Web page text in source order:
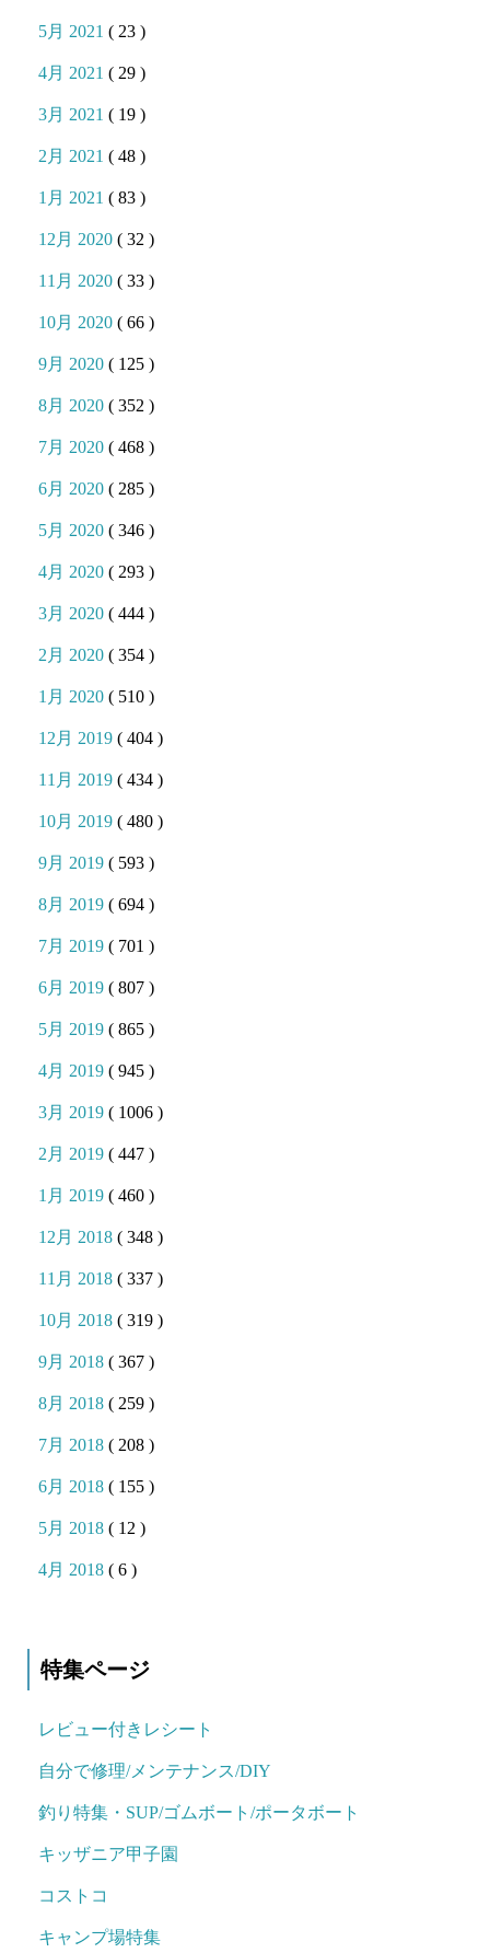
5月 2021( 23 )
4月 2021( 29 )
3月 2021( 19 )
2月 2021( 48 )
1月 2021( 83 )
12月 2020( 32 )
11月 2020( 33 )
10月 2020( 66 )
9月 2020( 125 )
8月 2020( 352 )
7月 2020( 468 )
6月 2020( 285 )
5月 2020( 346 )
4月 2020( 293 )
3月 2020( 444 )
2月 2020( 354 )
1月 2020( 510 )
12月 2019( 404 )
11月 2019( 434 )
10月 2019( 480 )
9月 2019( 593 )
8月 2019( 694 )
7月 2019( 701 )
6月 2019( 807 )
5月 2019( 865 )
4月 2019( 945 )
3月 2019( 1006 )
2月 2019( 447 )
1月 2019( 460 )
12月 2018( 348 )
11月 2018( 337 )
10月 2018( 319 )
9月 2018( 367 )
8月 2018( 259 )
7月 2018( 208 )
6月 2018( 155 )
5月 2018( 12 )
4月 2018( 6 )
特集ページ
レビュー付きレシート
自分で修理/メンテナンス/DIY
釣り特集・SUP/ゴムボート/ポータボート
キッザニア甲子園
コストコ
キャンプ場特集